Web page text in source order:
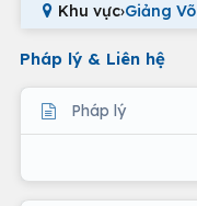
Khu vực›Giảng Võ
Pháp lý & Liên hệ
Pháp lý